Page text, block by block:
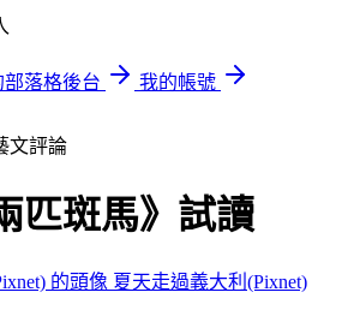
部落格後台
我的帳號
文評論
匹斑馬》試讀
夏天走過義大利(Pixnet)